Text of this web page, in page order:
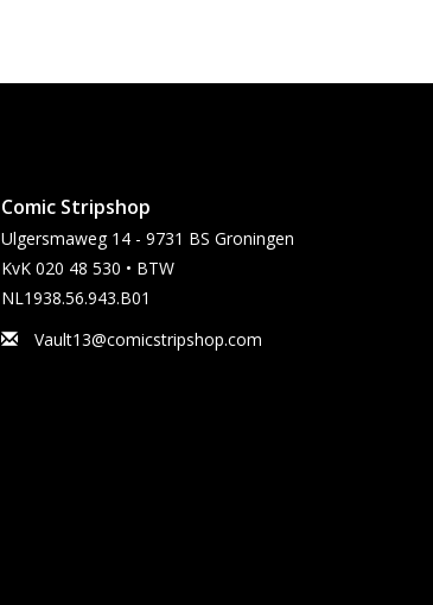
Comic Stripshop
Ulgersmaweg 14 - 9731 BS Groningen
KvK 020 48 530 • BTW
NL1938.56.943.B01
Vault13@comicstripshop.com